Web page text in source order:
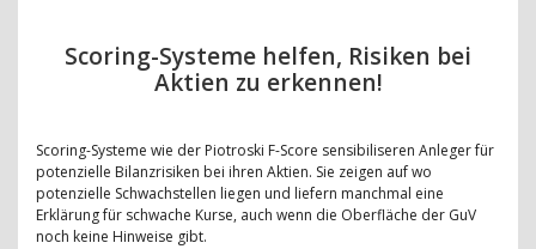
Scoring-Systeme helfen, Risiken bei
Aktien zu erkennen!
Scoring-Systeme wie der Piotroski F-Score sensibiliseren Anleger für
potenzielle Bilanzrisiken bei ihren Aktien. Sie zeigen auf wo
potenzielle Schwachstellen liegen und liefern manchmal eine
Erklärung für schwache Kurse, auch wenn die Oberfläche der GuV
noch keine Hinweise gibt.